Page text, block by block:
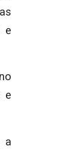
e
e
a